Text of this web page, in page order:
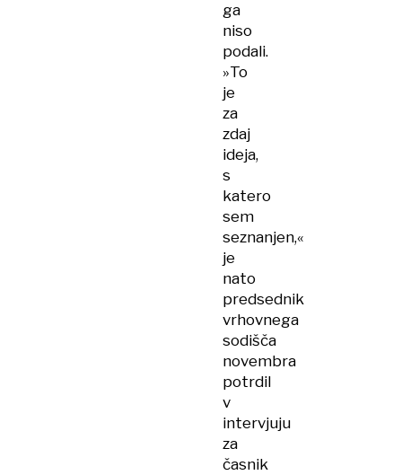
ga
niso
podali.
»To
je
za
zdaj
ideja,
s
katero
sem
seznanjen,«
je
nato
predsednik
vrhovnega
sodišča
novembra
potrdil
v
intervjuju
za
časnik